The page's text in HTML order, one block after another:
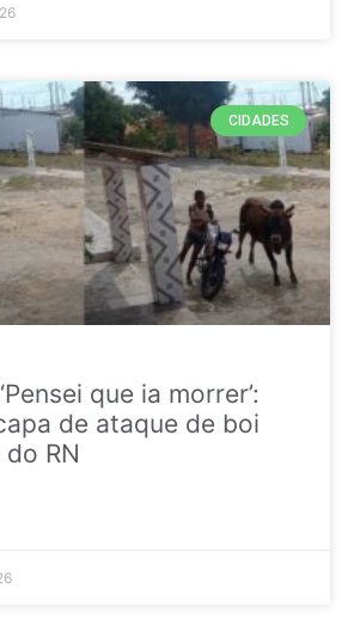
CIDADES
que ia morrer’:
de ataque de boi
RN